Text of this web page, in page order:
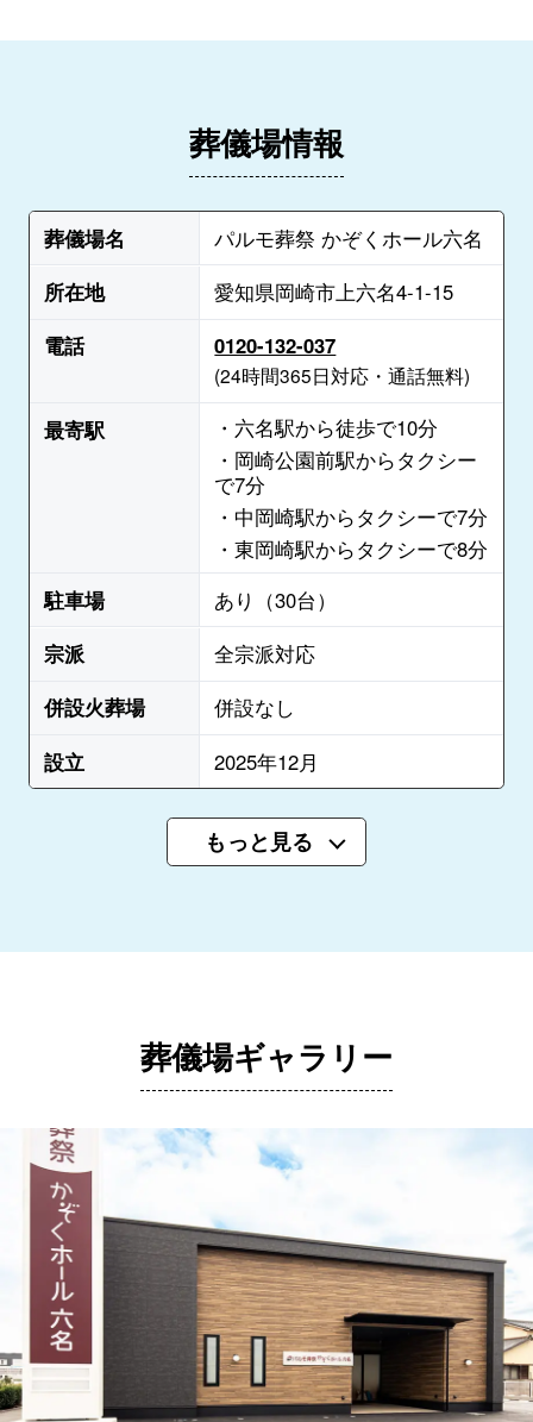
葬儀場情報
葬儀場名
パルモ葬祭 かぞくホール六名
所在地
愛知県岡崎市上六名4-1-15
電話
0120-132-037
(24時間365日対応・通話無料)
最寄駅
・六名駅から徒歩で10分
・岡崎公園前駅からタクシー
で7分
・中岡崎駅からタクシーで7分
・東岡崎駅からタクシーで8分
駐車場
あり（30台）
宗派
全宗派対応
併設火葬場
併設なし
設立
2025年12月
もっと見る
葬儀場ギャラリー